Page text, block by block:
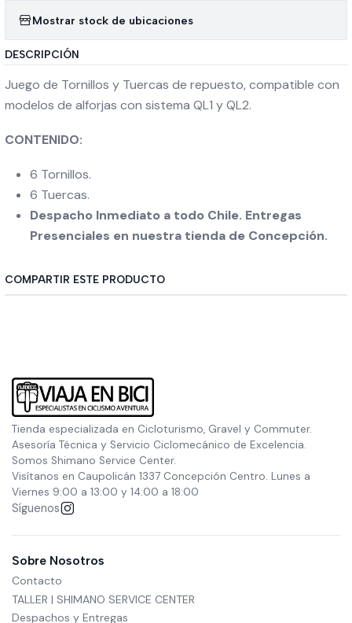
Mostrar stock de ubicaciones
DESCRIPCIÓN
Juego de Tornillos y Tuercas de repuesto, compatible con
modelos de alforjas con sistema QL1 y QL2.
CONTENIDO:
6 Tornillos.
6 Tuercas.
Despacho Inmediato a todo Chile. Entregas
Presenciales en nuestra tienda de Concepción.
COMPARTIR ESTE PRODUCTO
Tienda especializada en Cicloturismo, Gravel y Commuter.
Asesoría Técnica y Servicio Ciclomecánico de Excelencia.
Somos Shimano Service Center.
Visítanos en Caupolicán 1337 Concepción Centro. Lunes a
Viernes 9:00 a 13:00 y 14:00 a 18:00
Síguenos
Sobre Nosotros
Contacto
TALLER | SHIMANO SERVICE CENTER
Despachos y Entregas